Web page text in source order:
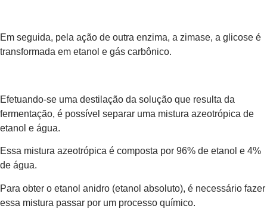
Em seguida, pela ação de outra enzima, a zimase, a glicose é
transformada em etanol e gás carbônico.
Efetuando-se uma destilação da solução que resulta da
fermentação, é possível separar uma mistura azeotrópica de
etanol e água.
Essa mistura azeotrópica é composta por 96% de etanol e 4%
de água.
Para obter o etanol anidro (etanol absoluto), é necessário fazer
essa mistura passar por um processo químico.